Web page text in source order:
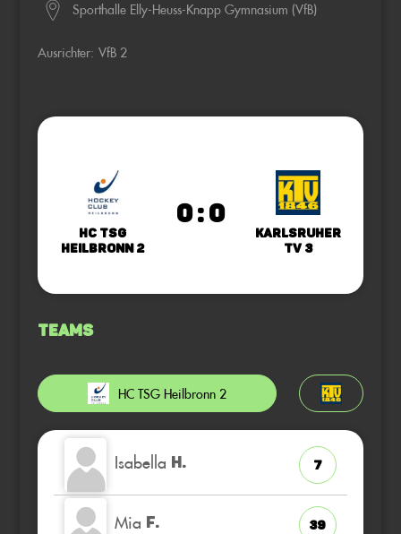
Sporthalle Elly-Heuss-Knapp Gymnasium (VfB)
Ausrichter: VfB 2
HC TSG
Heilbronn 2
0 : 0
Karlsruher
TV 3
Teams
HC TSG Heilbronn 2
Isabella H. 7
Mia F. 39